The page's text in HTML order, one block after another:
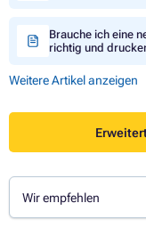
Brauche ich eine
richtig und
Weitere Artikel anzeigen
Wir empfehlen